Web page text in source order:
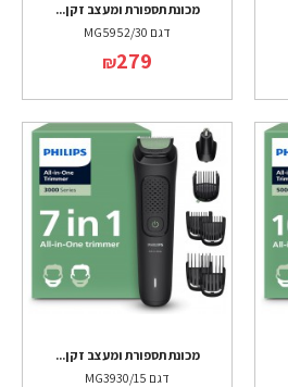
מכונת תספורת ומעצב זקן...
דגם MG5952/30
₪279
מכונת תספורת ומעצב זקן...
דגם MG3930/15